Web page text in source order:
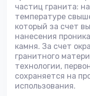
частиц гранита:
температуре
который за счет
нанесения
камня. За счет
гранитного
технологии,
сохраняется на
использования.